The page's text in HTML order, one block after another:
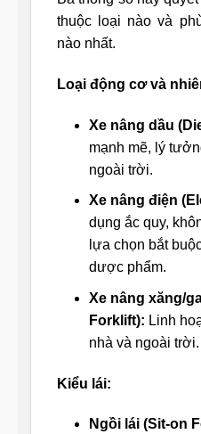
thuộc loại nào và
nào nhất.
Loại động cơ và
Xe nâng dầu
mạnh mẽ, lý
ngoài trời.
Xe nâng điện
dụng ắc quy,
lựa chọn bắt
dược phẩm.
Xe nâng xăng/
Forklift): Linh
nhà và ngoài trời.
Kiểu lái:
Ngồi lái (Sit-on